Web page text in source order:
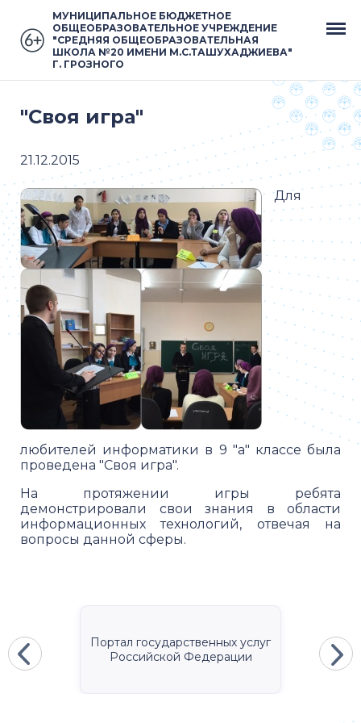
МУНИЦИПАЛЬНОЕ БЮДЖЕТНОЕ
ОБЩЕОБРАЗОВАТЕЛЬНОЕ УЧРЕЖДЕНИЕ
"СРЕДНЯЯ ОБЩЕОБРАЗОВАТЕЛЬНАЯ
ШКОЛА №20 ИМЕНИ М.С.ТАШУХАДЖИЕВА"
Г. ГРОЗНОГО
"Своя игра"
21.12.2015
Для
любителей информатики в 9 "а" классе была
проведена "Своя игра".
На протяжении игры ребята
демонстрировали свои знания в области
информационных технологий, отвечая на
вопросы данной сферы.
Портал государственных услуг
Российской Федерации